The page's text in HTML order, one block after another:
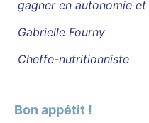
gagner en autonomie
Gabrielle Fourny
Cheffe-nutritionniste
Bon appétit !